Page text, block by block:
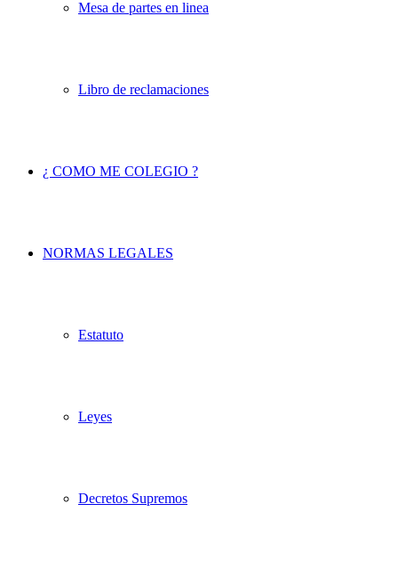
Mesa de partes en linea
Libro de reclamaciones
¿ COMO ME COLEGIO ?
NORMAS LEGALES
Estatuto
Leyes
Decretos Supremos